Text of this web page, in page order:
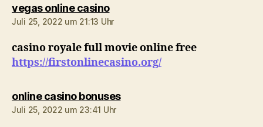
vegas online casinosagt:
Juli 25, 2022 um 21:13 Uhr
casino royale full movie online free
https://firstonlinecasino.org/
online casino bonusessagt:
Juli 25, 2022 um 23:41 Uhr